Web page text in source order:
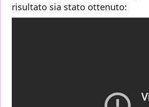
risultato sia stato ottenuto: